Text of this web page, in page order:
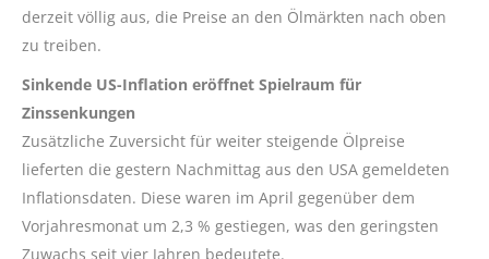
derzeit völlig aus, die Preise an den Ölmärkten nach oben
zu treiben.
Sinkende US-Inflation eröffnet Spielraum für
Zinssenkungen
Zusätzliche Zuversicht für weiter steigende Ölpreise
lieferten die gestern Nachmittag aus den USA gemeldeten
Inflationsdaten. Diese waren im April gegenüber dem
Vorjahresmonat um 2,3 % gestiegen, was den geringsten
Zuwachs seit vier Jahren bedeutete.